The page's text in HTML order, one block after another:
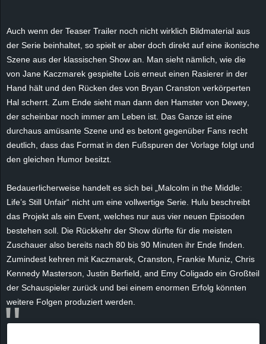
Auch wenn der Teaser Trailer noch nicht wirklich Bildmaterial aus
der Serie beinhaltet, so spielt er aber doch direkt auf eine ikonische
Szene aus der klassischen Show an. Man sieht nämlich, wie die
von Jane Kaczmarek gespielte Lois erneut einen Rasierer in der
Hand hält und den Rücken des von Bryan Cranston verkörperten
Hal scherrt. Zum Ende sieht man dann den Hamster von Dewey,
der scheinbar noch immer am Leben ist. Das Ganze ist eine
durchaus amüsante Szene und es betont gegenüber Fans recht
deutlich, dass das Format in den Fußspuren der Vorlage folgt und
den gleichen Humor besitzt.
Bedauerlicherweise handelt es sich bei „Malcolm in the Middle:
Life’s Still Unfair“ nicht um eine vollwertige Serie. Hulu beschreibt
das Projekt als ein Event, welches nur aus vier neuen Episoden
bestehen soll. Die Rückkehr der Show dürfte für die meisten
Zuschauer also bereits nach 80 bis 90 Minuten ihr Ende finden.
Zumindest kehren mit Kaczmarek, Cranston, Frankie Muniz, Chris
Kennedy Masterson, Justin Berfield, and Emy Coligado ein Großteil
der Schauspieler zurück und bei einem enormen Erfolg könnten
weitere Folgen produziert werden.